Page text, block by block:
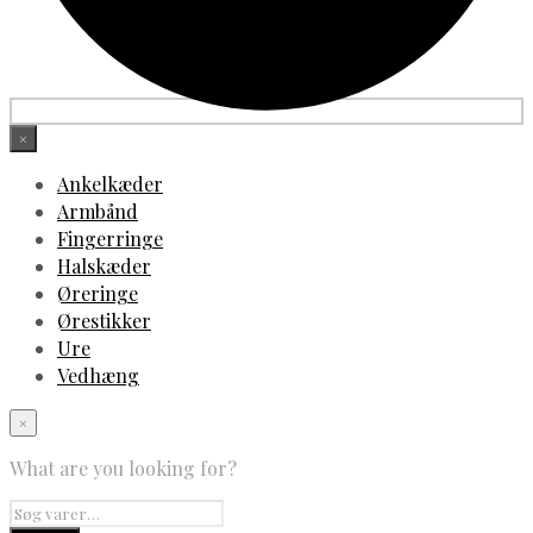
×
Ankelkæder
Armbånd
Fingerringe
Halskæder
Øreringe
Ørestikker
Ure
Vedhæng
×
What are you looking for?